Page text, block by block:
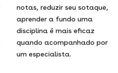
notas, reduzir seu sotaque,
aprender a fundo uma
disciplina é mais eficaz
quando acompanhado por
um especialista.